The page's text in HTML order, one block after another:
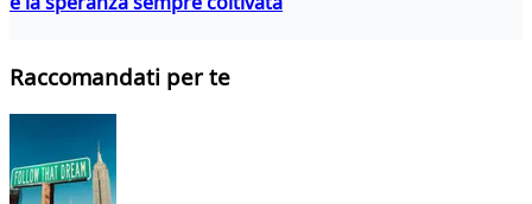
Raccomandati per te